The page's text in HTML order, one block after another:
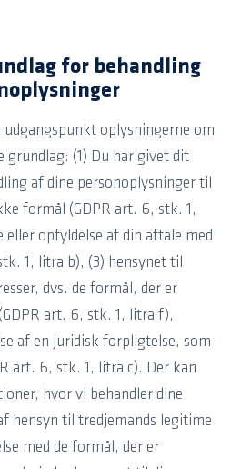
for behandling
udgangspunkt oplysningerne om
grundlag: (1) Du har givet dit
af dine personoplysninger til
formål (GDPR art. 6, stk. 1,
eller opfyldelse af din aftale med
1, litra b), (3) hensynet til
dvs. de formål, der er
art. 6, stk. 1, litra f),
af en juridisk forpligtelse, som
art. 6, stk. 1, litra c). Der kan
hvor vi behandler dine
hensyn til tredjemands legitime
med de formål, der er